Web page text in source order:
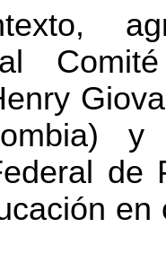
y
de